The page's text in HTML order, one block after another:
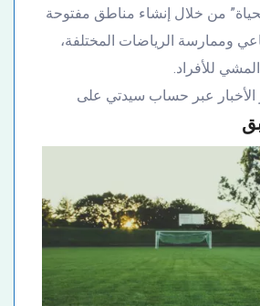
من خلال إنشاء مناطق مفتوحة
وممارسة الرياضات المختلفة،
للأفراد.
الأخبار عبر حساب سيدتي على